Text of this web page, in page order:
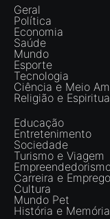
Geral
Política
Economia
Saúde
Mundo
Esporte
Tecnologia
Ciência e Meio
Religião e
Educação
Entretenimento
Sociedade
Turismo e Viagem
Carreira e Emprego
Cultura
Mundo Pet
História e Memória